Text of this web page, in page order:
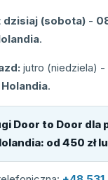
(sobota) -
.
jutro (niedziela) -
Holandia.
Door to Door dla
: od 450 zł